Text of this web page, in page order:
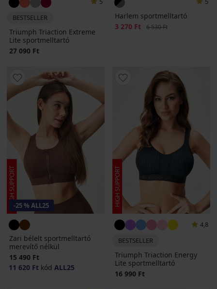
BESTSELLER
Triumph Triaction Extreme
Lite sportmelltartó
27 090 Ft
Harlem sportmelltartó
Kedvezmény
3 270 Ft Eredeti ár
6 530 Ft
-25 % ALL25
Zari bélelt sportmelltartó
merevítő nélkül
15 490 Ft
11 620 Ft kód ALL25
4,8
BESTSELLER
Triumph Triaction Energy
Lite sportmelltartó
16 990 Ft